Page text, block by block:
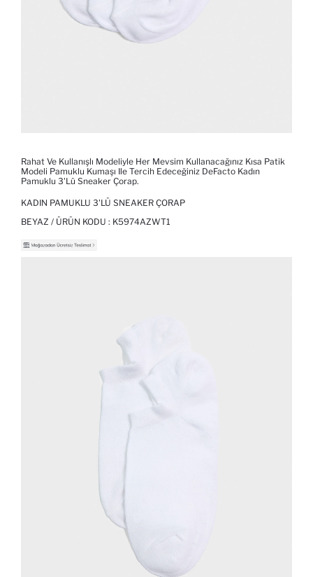
Rahat Ve Kullanışlı Modeliyle Her Mevsim Kullanacağınız Kısa Patik
Modeli Pamuklu Kumaşı Ile Tercih Edeceğiniz DeFacto Kadın
Pamuklu 3'lü Sneaker Çorap.
KADIN PAMUKLU 3'LÜ SNEAKER ÇORAP
BEYAZ / ÜRÜN KODU : K5974AZWT1